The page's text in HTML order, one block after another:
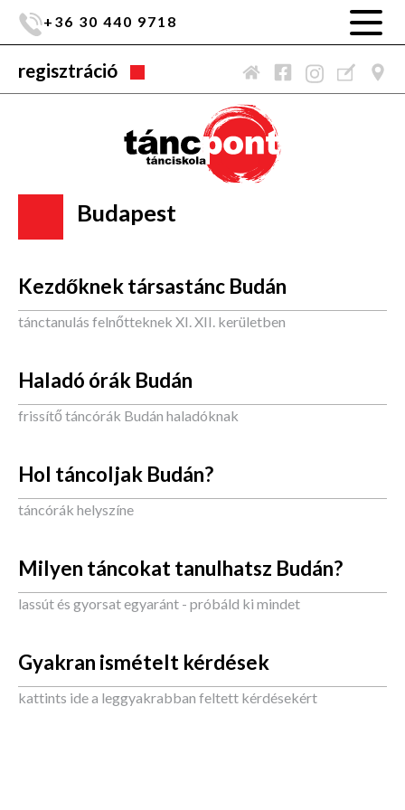
+36 30 440 9718
regisztráció
Budapest
Kezdőknek társastánc Budán
tánctanulás felnőtteknek XI. XII. kerületben
Haladó órák Budán
frissítő táncórák Budán haladóknak
Hol táncoljak Budán?
táncórák helyszíne
Milyen táncokat tanulhatsz Budán?
lassút és gyorsat egyaránt - próbáld ki mindet
Gyakran ismételt kérdések
kattints ide a leggyakrabban feltett kérdésekért